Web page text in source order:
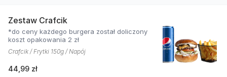
Zestaw Crafcik
*do ceny każdego burgera został doliczony
koszt opakowania 2 zł
Crafcik / Frytki 150g / Napój
44,99 zł